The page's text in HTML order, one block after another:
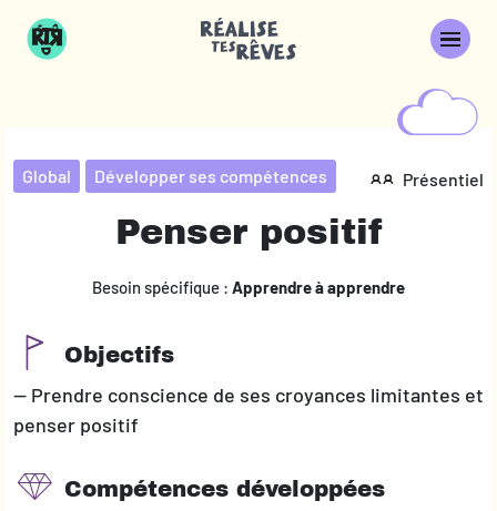
Global Développer ses compétences Présentiel
Penser positif
Besoin spécifique : Apprendre à apprendre
Objectifs
— Prendre conscience de ses croyances limitantes et
penser positif
Compétences développées